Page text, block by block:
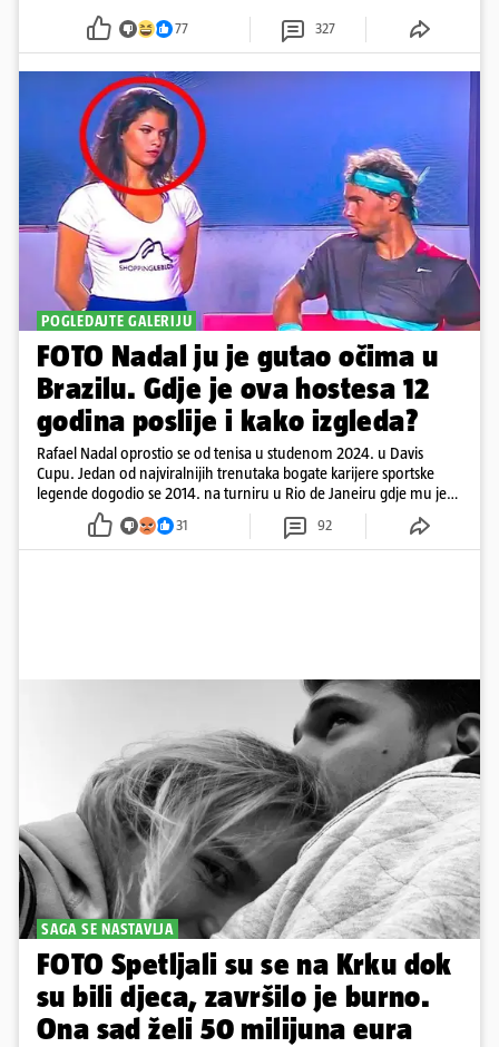
77 327
POGLEDAJTE GALERIJU
FOTO Nadal ju je gutao očima u
Brazilu. Gdje je ova hostesa 12
godina poslije i kako izgleda?
Rafael Nadal oprostio se od tenisa u studenom 2024. u Davis
Cupu. Jedan od najviralnijih trenutaka bogate karijere sportske
legende dogodio se 2014. na turniru u Rio de Janeiru gdje mu je
pažnju odvlačila ljepotica iza klupe
31 92
SAGA SE NASTAVLJA
FOTO Spetljali su se na Krku dok
su bili djeca, završilo je burno.
Ona sad želi 50 milijuna eura